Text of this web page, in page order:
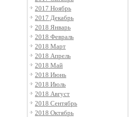
2017 Ноябрь
2017 Декабрь
2018 Январь
2018 Февраль
2018 Март
2018 Апрель
2018 Май
2018 Июнь
2018 Июль
2018 Август
2018 Сентябрь
2018 Октябрь